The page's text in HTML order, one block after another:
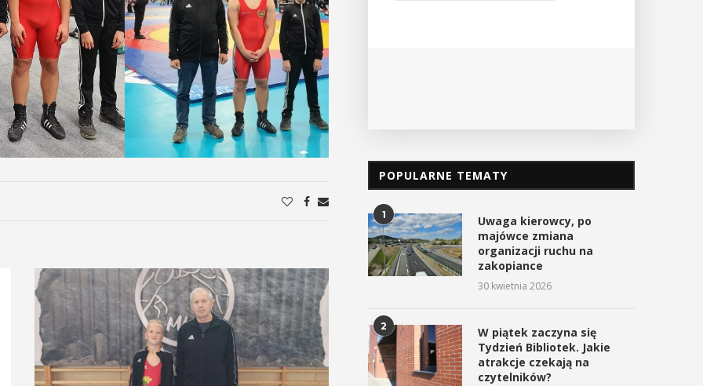
POPULARNE TEMATY
1
Uwaga kierowcy, po
majówce zmiana
organizacji ruchu na
zakopiance
30 kwietnia 2026
2
W piątek zaczyna się
Tydzień Bibliotek. Jakie
atrakcje czekają na
czytelników?